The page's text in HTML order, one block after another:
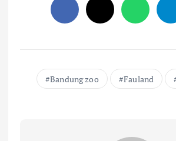
Bandung zoo Fauland